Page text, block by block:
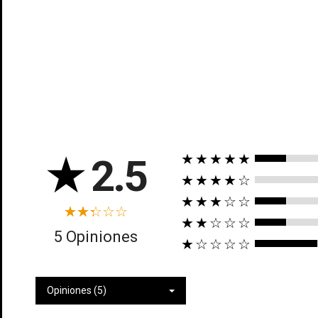
★2.5
5 Opiniones
★★★★★
★★★★☆
★★★☆☆
★★☆☆☆
★☆☆☆☆
Opiniones (5)